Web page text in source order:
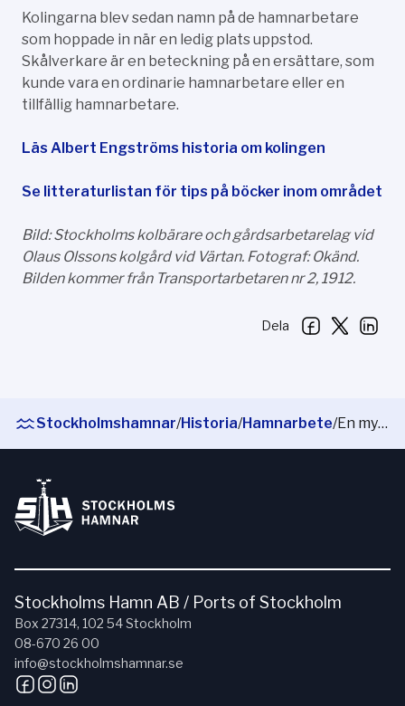
Kolingarna blev sedan namn på de hamnarbetare
som hoppade in när en ledig plats uppstod.
Skålverkare är en beteckning på en ersättare, som
kunde vara en ordinarie hamnarbetare eller en
tillfällig hamnarbetare.
Läs Albert Engströms historia om kolingen
Se litteraturlistan för tips på böcker inom området
Bild: Stockholms kolbärare och gårdsarbetarelag vid
Olaus Olssons kolgård vid Värtan. Fotograf: Okänd.
Bilden kommer från Transportarbetaren nr 2, 1912.
Dela
Stockholmshamnar/Historia/Hamnarbete/ En mytomspunnen yrkeskår
Stockholms Hamn AB / Ports of Stockholm
Box 27314, 102 54 Stockholm
08-670 26 00
info@stockholmshamnar.se